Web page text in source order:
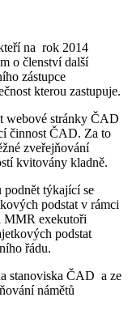
na rok 2014
o členství další
zástupce
kterou zastupuje.
webové stránky ČAD
činnost ČAD. Za to
zveřejňování
kvitovány kladně.
týkající se
podstat v rámci
MMR exekutoři
podstat
řádu.
stanoviska ČAD a ze
námětů